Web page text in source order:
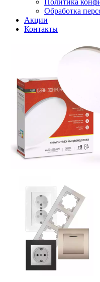
Политика
Обработка
Акции
Контакты